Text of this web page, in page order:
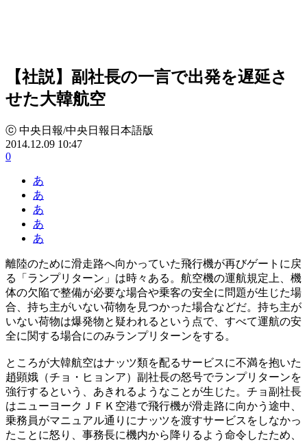
【社説】副社長の一言で出発を遅延さ
せた大韓航空
ⓒ 中央日報/中央日報日本語版
2014.12.09 10:47
0
あ
あ
あ
あ
あ
離陸のために滑走路へ向かっていた飛行機が再びゲートに戻
る「ランプリターン」は時々ある。航空機の運航規定上、機
体の欠陥で整備が必要な場合や乗客の安全に問題が生じた場
合、持ち主がいない荷物を見つかった場合などだ。持ち主が
いない荷物は爆発物と疑われるという点で、すべて運航の安
全に関する場合にのみランプリターンをする。
ところが大韓航空はナッツ類を配るサービスに不満を抱いた
趙顕娥（チョ・ヒョンア）副社長の怒号でランプリターンを
強行するという、あきれるようなことが生じた。チョ副社長
はニューヨークＪＦＫ空港で飛行機が滑走路に向かう途中、
乗務員がマニュアル通りにナッツを渡すサービスをしなかっ
たことに怒り、事務長に機内から降りるよう命令したため、